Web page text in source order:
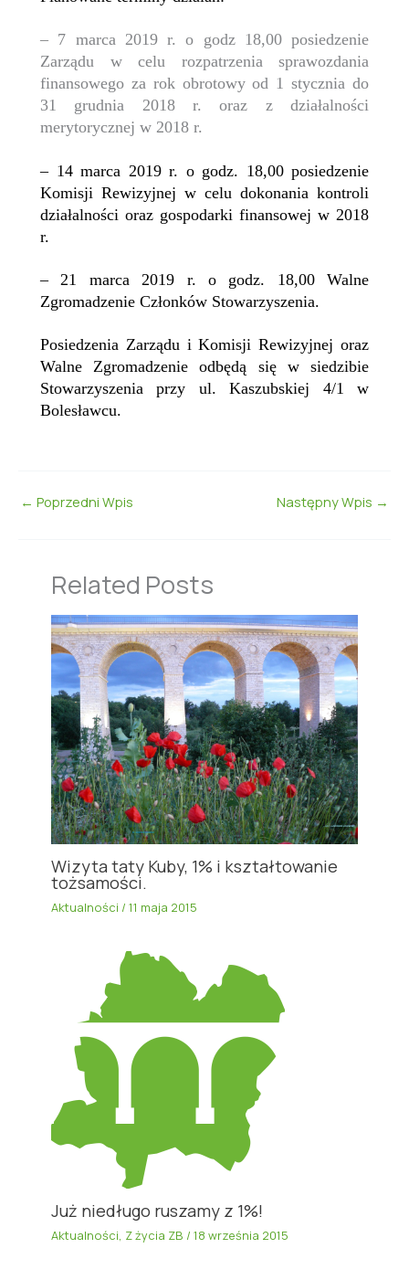
– 7 marca 2019 r. o godz 18,00 posiedzenie
Zarządu w celu rozpatrzenia sprawozdania
finansowego za rok obrotowy od 1 stycznia do
31 grudnia 2018 r. oraz z działalności
merytorycznej w 2018 r.
– 14 marca 2019 r. o godz. 18,00 posiedzenie
Komisji Rewizyjnej w celu dokonania kontroli
działalności oraz gospodarki finansowej w 2018
r.
– 21 marca 2019 r. o godz. 18,00 Walne
Zgromadzenie Członków Stowarzyszenia.
Posiedzenia Zarządu i Komisji Rewizyjnej oraz
Walne Zgromadzenie odbędą się w siedzibie
Stowarzyszenia przy ul. Kaszubskiej 4/1 w
Bolesławcu.
← Poprzedni Wpis Następny Wpis →
Related Posts
Wizyta taty Kuby, 1% i kształtowanie
tożsamości.
Aktualności /11 maja 2015
Już niedługo ruszamy z 1%!
Aktualności, Z życia ZB /18 września 2015